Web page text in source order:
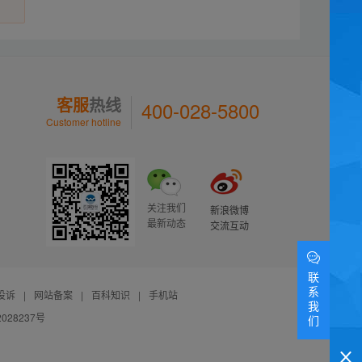
客服热线
Customer hotline 400-028-5800
关注我们
最新动态
新浪微博
交流互动
诉 | 网站备案 | 百科知识 |
手机站
号
联
系
我
们